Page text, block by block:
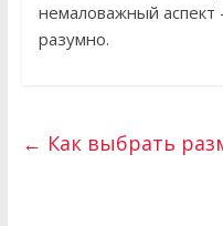
немаловажный
разумно.
← Как выбрать